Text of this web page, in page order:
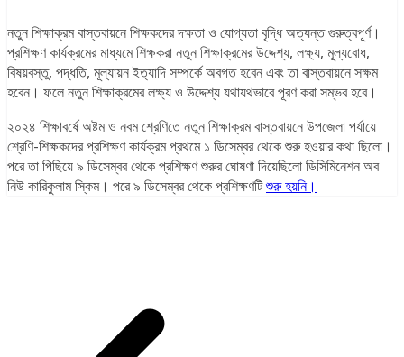
নতুন শিক্ষাক্রম বাস্তবায়নে শিক্ষকদের দক্ষতা ও যোগ্যতা বৃদ্ধি অত্যন্ত গুরুত্বপূর্ণ।
প্রশিক্ষণ কার্যক্রমের মাধ্যমে শিক্ষকরা নতুন শিক্ষাক্রমের উদ্দেশ্য, লক্ষ্য, মূল্যবোধ,
বিষয়বস্তু, পদ্ধতি, মূল্যায়ন ইত্যাদি সম্পর্কে অবগত হবেন এবং তা বাস্তবায়নে সক্ষম
হবেন। ফলে নতুন শিক্ষাক্রমের লক্ষ্য ও উদ্দেশ্য যথাযথভাবে পূরণ করা সম্ভব হবে।
২০২৪ শিক্ষাবর্ষে অষ্টম ও নবম শ্রেণিতে নতুন শিক্ষাক্রম বাস্তবায়নে উপজেলা পর্যায়ে
শ্রেণি-শিক্ষকদের প্রশিক্ষণ কার্যক্রম প্রথমে ১ ডিসেম্বর থেকে শুরু হওয়ার কথা ছিলো।
পরে তা পিছিয়ে ৯ ডিসেম্বর থেকে প্রশিক্ষণ শুরুর ঘোষণা দিয়েছিলো ডিসিমিনেশন অব
নিউ কারিকুলাম স্কিম। পরে ৯ ডিসেম্বর থেকে প্রশিক্ষণটিশুরু হয়নি।